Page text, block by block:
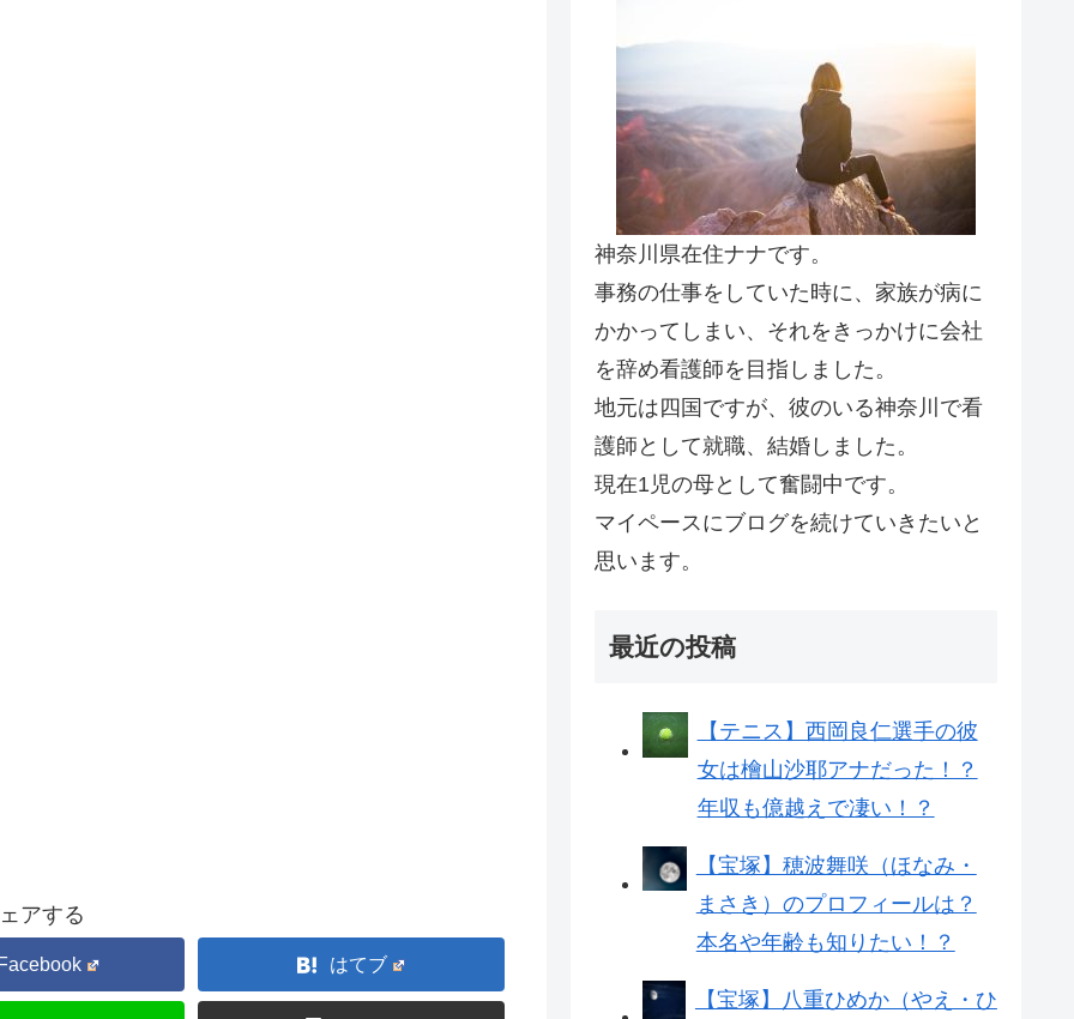
アする
Facebook はてブ
神奈川県在住ナナです。
事務の仕事をしていた時に、家族が病に
かかってしまい、それをきっかけに会社
を辞め看護師を目指しました。
地元は四国ですが、彼のいる神奈川で看
護師として就職、結婚しました。
現在1児の母として奮闘中です。
マイペースにブログを続けていきたいと
思います。
最近の投稿
【テニス】西岡良仁選手の彼
女は檜山沙耶アナだった！？
年収も億越えで凄い！？
【宝塚】穂波舞咲（ほなみ・
まさき）のプロフィールは？
本名や年齢も知りたい！？
【宝塚】八重ひめか（やえ・ひ